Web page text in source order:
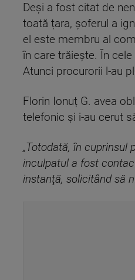
Deși a fost citat de
toată țara, șoferul a
el este membru al
în care trăiește. În
Atunci procurorii l-au
Florin Ionuț G. avea
telefonic și i-au cerut
„Totodată, în cuprinsul
inculpatul a fost
instanţă, solicitând să